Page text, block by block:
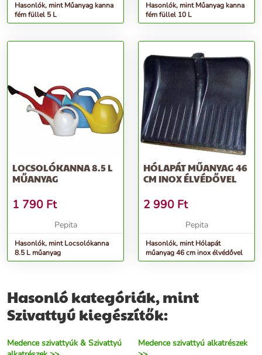
Hasonlók, mint Műanyag kanna
fém füllel 5 L
Hasonlók, mint Műanyag kanna
fém füllel 10 L
LOCSOLÓKANNA 8.5 L
MŰANYAG
1 790 Ft
Pepita
Hasonlók, mint Locsolókanna
8.5 L műanyag
HÓLAPÁT MŰANYAG 46
CM INOX ÉLVÉDŐVEL
2 990 Ft
Pepita
Hasonlók, mint Hólapát
műanyag 46 cm inox élvédővel
Hasonló kategóriák, mint
Szivattyú kiegészítők:
Medence szivattyúk & Szivattyú
Medence szivattyú alkatrészek